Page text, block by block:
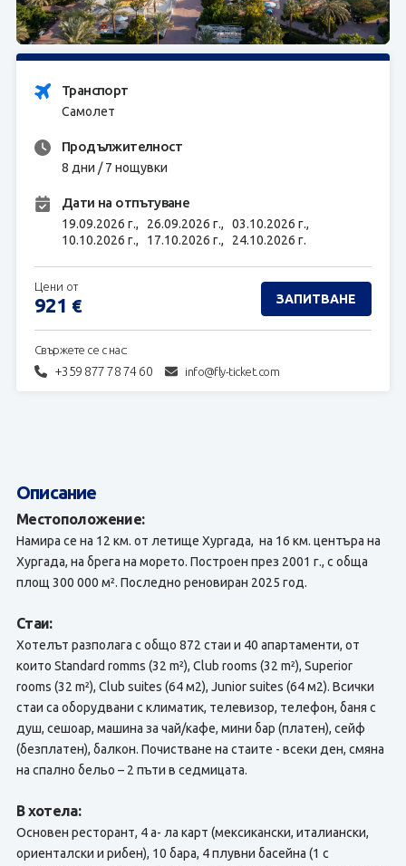
ЗАПИТВАНЕ
Транспорт
Самолет
Продължителност
8 дни / 7 нощувки
Дати на отпътуване
19.09.2026 г., 26.09.2026 г., 03.10.2026 г.,
10.10.2026 г., 17.10.2026 г., 24.10.2026 г.
Свържете се с нас:
+359 877 78 74 60 info@fly-ticket.com
Цени от
921 € ЗАПИТВАНЕ
Описание
Местоположение:
Намира се на 12 км. от летище Хургада, на 16 км. центъра на
Хургада, на брега на морето. Построен през 2001 г., с обща
площ 300 000 м². Последно реновиран 2025 год.
Стаи:
Хотелът разполага с общо 872 стаи и 40 апартаменти, от
които Standard romms (32 m²), Club rooms (32 m²), Superior
rooms (32 m²), Club suites (64 м2), Junior suites (64 м2). Всички
стаи са оборудвани с климатик, телевизор, телефон, баня с
душ, сешоар, машина за чай/кафе, мини бар (платен), сейф
(безплатен), балкон. Почистване на стаите - всеки ден, смяна
на спално бельо – 2 пъти в седмицата.
В хотела:
Основен ресторант, 4 а- ла карт (мексикански, италиански,
ориенталски и рибен), 10 бара, 4 плувни басейна (1 с